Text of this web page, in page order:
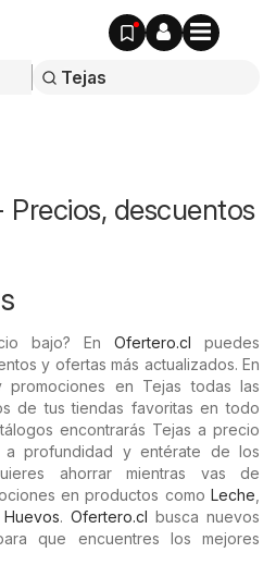
Precios, descuentos
bajo? En Ofertero.cl puedes
y ofertas más actualizados. En
promociones en Tejas todas las
de tus tiendas favoritas en todo
encontrarás Tejas a precio
profundidad y entérate de los
ahorrar mientras vas de
en productos como Leche
Huevos.Ofertero.cl busca nuevos
que encuentres los mejores